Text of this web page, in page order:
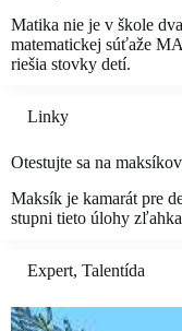
Matika nie je v škole
matematickej súťaže
riešia stovky detí.
Linky
Otestujte sa na
Maksík je kamarát pre
stupni tieto úlohy
Expert, Talentída